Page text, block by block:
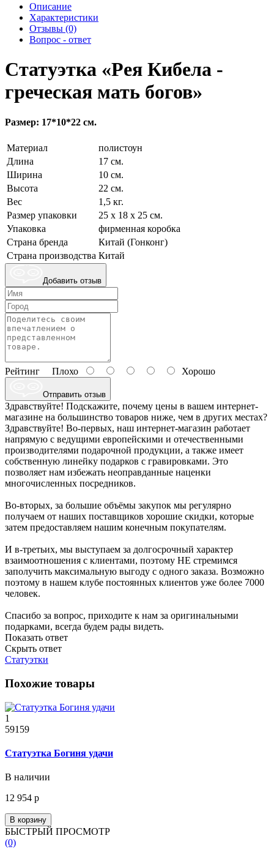
Описание
Характеристики
Отзывы (0)
Вопрос - ответ
Статуэтка «Рея Кибела -
греческая мать богов»
Размер: 17*10*22 см.
Материал
полистоун
Длина
17 см.
Ширина
10 см.
Высота
22 см.
Вес
1,5 кг.
Размер упаковки
25 х 18 х 25 см.
Упаковка
фирменная коробка
Страна бренда
Китай (Гонконг)
Страна производства Китай
Добавить отзыв
Рейтинг Плохо Хорошо
Отправить отзыв
Здравствуйте! Подскажите, почему цены в вашем интернет-
магазине на большинство товаров ниже, чем в других местах?
Здравствуйте! Во-первых, наш интернет-магазин работает
напрямую с ведущими европейскими и отечественными
производителями подарочной продукции, а также имеет
собственную линейку подарков с гравировками. Это
позволяет нам избежать неоправданные наценки
многочисленных посредников.
Во-вторых, за большие объёмы закупок мы регулярно
получаем от наших поставщиков хорошие скидки, которые
затем предоставляем нашим конечным покупателям.
И в-третьих, мы выступаем за долгосрочный характер
взаимоотношения с клиентами, поэтому НЕ стремимся
заполучить максимальную выгоду с одного заказа. Возможно
поэтому в нашем клубе постоянных клиентов уже более 7000
человек.
Спасибо за вопрос, приходите к нам за оригинальными
подарками, всегда будем рады видеть.
Показать ответ
Скрыть ответ
Статуэтки
Похожие товары
1
59159
Статуэтка Богиня удачи
В наличии
12 954 р
В корзину
БЫСТРЫЙ ПРОСМОТР
(0)